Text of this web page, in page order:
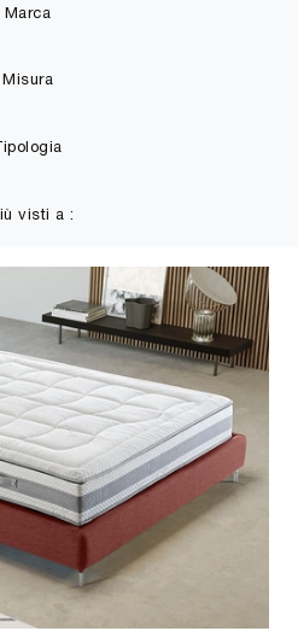
Marca
Misura
visti a :